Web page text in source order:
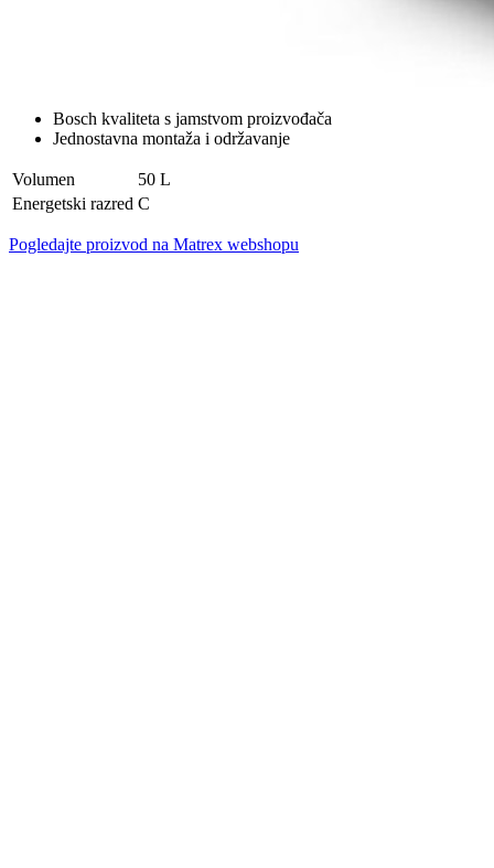
Bosch kvaliteta s jamstvom proizvođača
Jednostavna montaža i održavanje
Volumen
50 L
Energetski razred C
Pogledajte proizvod na Matrex webshopu